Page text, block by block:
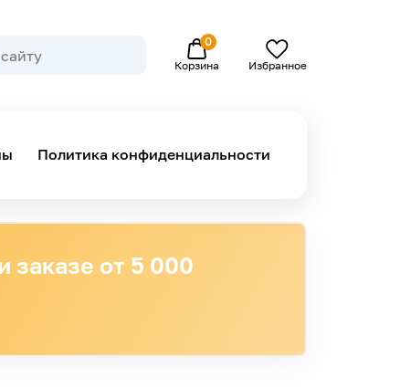
0
Корзина Избранное
Политика конфиденциальности
от 5 000